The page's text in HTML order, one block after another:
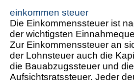
einkommen steuer
Die Einkommenssteuer ist
der wichtigsten
Zur Einkommenssteuer an
der Lohnsteuer auch die
die Bauabzugssteuer und die
Aufsichtsratssteuer. Jeder